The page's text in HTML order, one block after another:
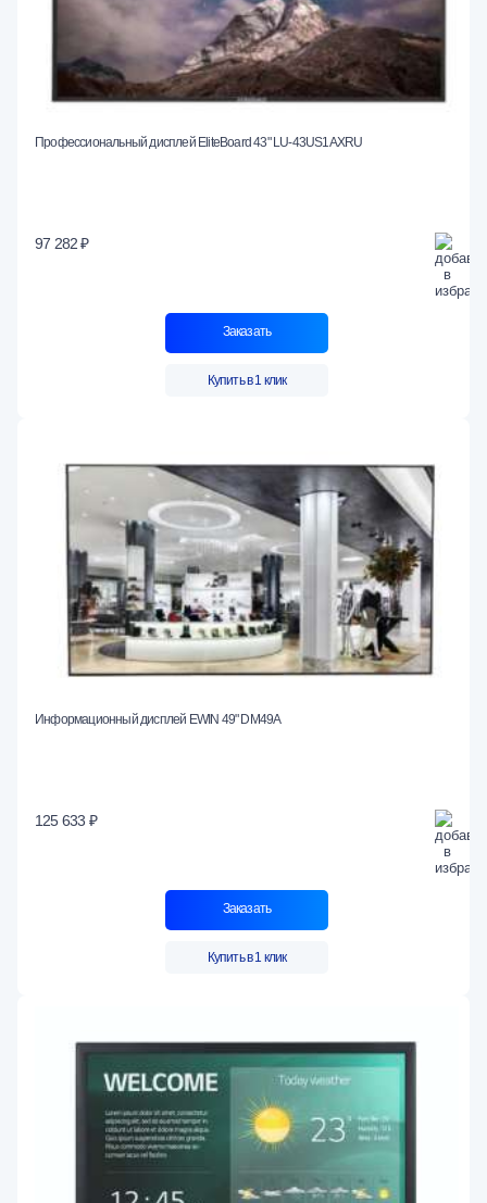
Профессиональный дисплей EliteBoard 43" LU-43US1AXRU
97 282 ₽
Заказать
Купить в 1 клик
Информационный дисплей EWIN 49" DM49A
125 633 ₽
Заказать
Купить в 1 клик